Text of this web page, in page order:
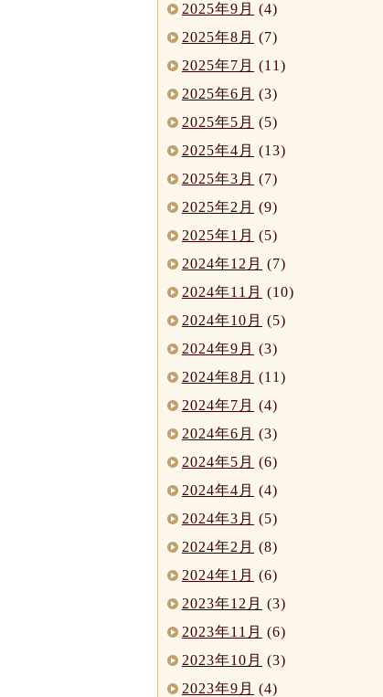
2025年9月 (4)
2025年8月 (7)
2025年7月 (11)
2025年6月 (3)
2025年5月 (5)
2025年4月 (13)
2025年3月 (7)
2025年2月 (9)
2025年1月 (5)
2024年12月 (7)
2024年11月 (10)
2024年10月 (5)
2024年9月 (3)
2024年8月 (11)
2024年7月 (4)
2024年6月 (3)
2024年5月 (6)
2024年4月 (4)
2024年3月 (5)
2024年2月 (8)
2024年1月 (6)
2023年12月 (3)
2023年11月 (6)
2023年10月 (3)
2023年9月 (4)